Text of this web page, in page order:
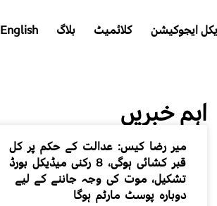
ایجوکیشن کلائمیٹ بلاگ English
اہم خبریں
میر رضا کیس: عدالت کے حکم پر کل
قبر کشائی ہوگی، 8 رکنی میڈیکل بورڈ
تشکیل، موت کی وجہ جاننے کے لیے
دوبارہ پوسٹ مارٹم ہوگا